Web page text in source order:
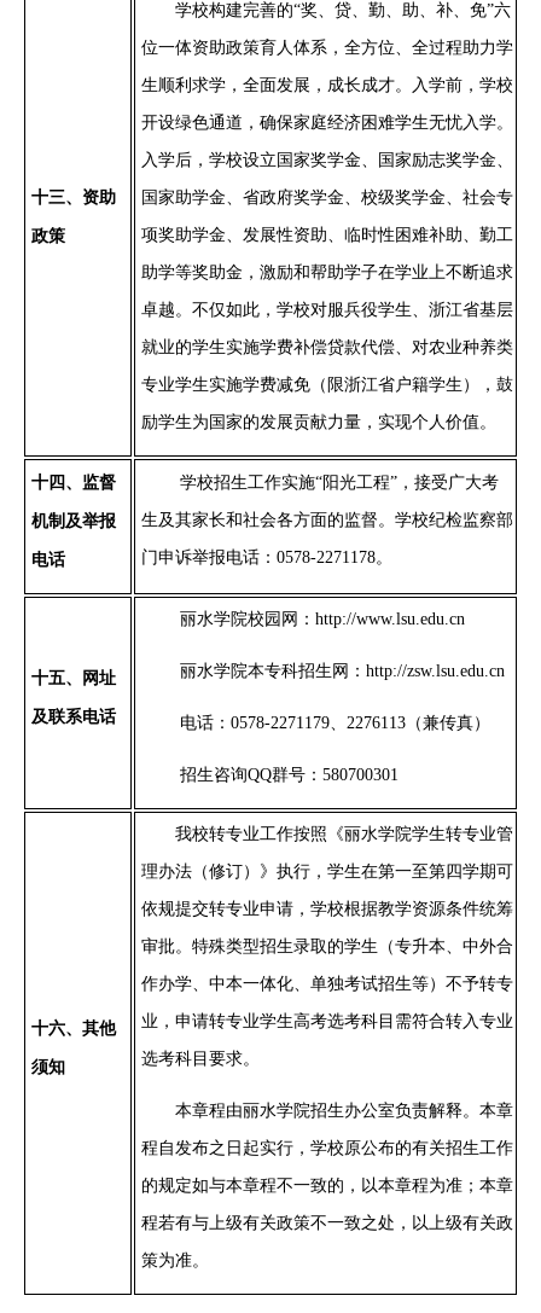
十三、资助
政策
学校构建完善的“奖、贷、勤、助、补、免”六
位一体资助政策育人体系，全方位、全过程助力学
生顺利求学，全面发展，成长成才。入学前，学校
开设绿色通道，确保家庭经济困难学生无忧入学。
入学后，学校设立国家奖学金、国家励志奖学金、
国家助学金、省政府奖学金、校级奖学金、社会专
项奖助学金、发展性资助、临时性困难补助、勤工
助学等奖助金，激励和帮助学子在学业上不断追求
卓越。不仅如此，学校对服兵役学生、浙江省基层
就业的学生实施学费补偿贷款代偿、对农业种养类
专业学生实施学费减免（限浙江省户籍学生），鼓
励学生为国家的发展贡献力量，实现个人价值。
十四 、监督
机制及举报
电话
学校招生工作实施“阳光工程”，接受广大考
生及其家长和社会各方面的监督。学校纪检监察部
门申诉举报电话： 0578-2271178。
十五、网址
及联系电话
丽水学院校园网： http://www.lsu.edu.cn
丽水学院本专科招生网： http://zsw.lsu.edu.cn
电话： 0578-2271179、2276113（兼传真）
招生咨询QQ群号：580700301
十六、其他
须知
我校转专业工作按照《丽水学院学生转专业管
理办法（修订）》执行，学生在第一至第四学期可
依规提交转专业申请，学校根据教学资源条件统筹
审批。特殊类型招生录取 的学生（专升本、中外合
作办学、中本一体化、 单独考试招生等）不予转专
业，申请转专业学生高考选考科目需符合转入专业
选考科目 要求。
本章程由丽水学院招生办公室负责解释。本章
程自发布之日起实行，学校原公布的有关招生工作
的规定如与本章程不一致的，以本章程为准；本章
程若有与上级有关政策不一致之处，以上级有关政
策为准。